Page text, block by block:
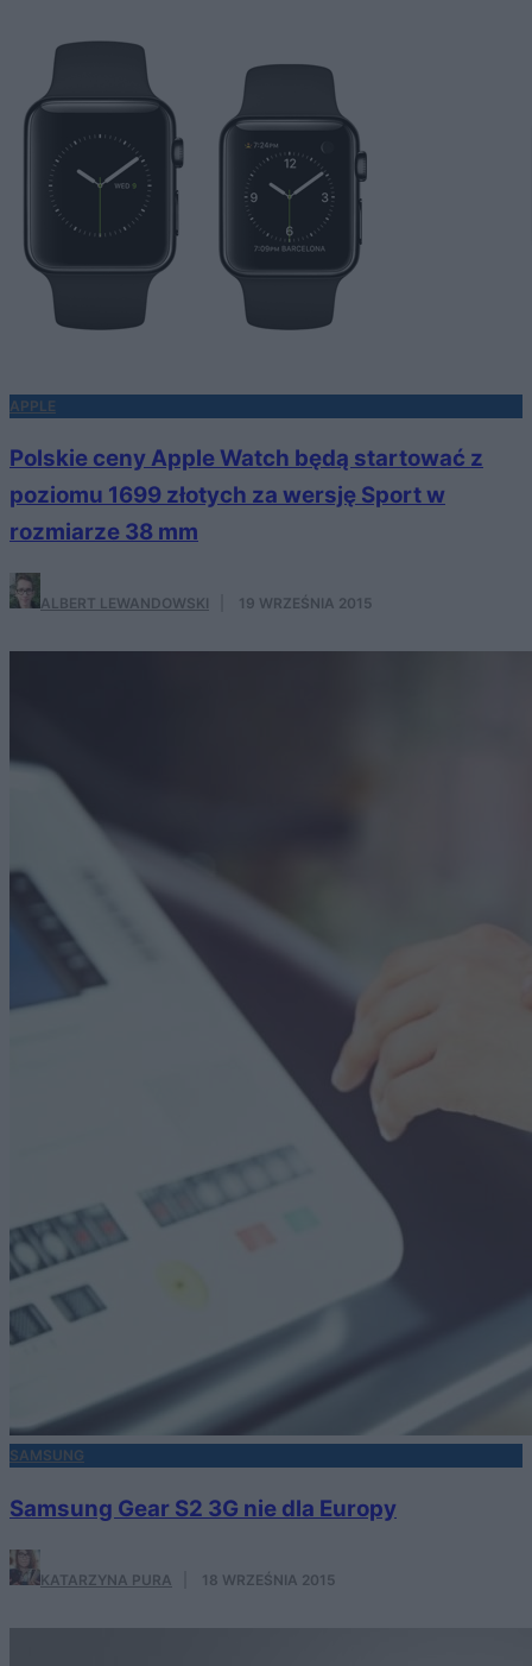
APPLE
Polskie ceny Apple Watch będą startować z
poziomu 1699 złotych za wersję Sport w
rozmiarze 38 mm
ALBERT LEWANDOWSKI 19 WRZEŚNIA 2015
SAMSUNG
Samsung Gear S2 3G nie dla Europy
KATARZYNA PURA 18 WRZEŚNIA 2015